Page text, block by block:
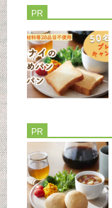
PR
PR